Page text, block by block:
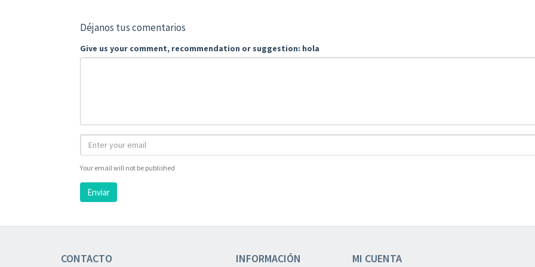
Déjanos tus comentarios
Give us your comment, recommendation or suggestion: hola
Your email will not be published
Enviar
CONTACTO INFORMACIÓN MI CUENTA